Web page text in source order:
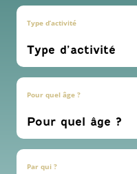
Type d’activité
Pour quel âge ?
Par qui ?